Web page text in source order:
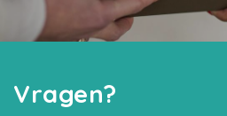
Vragen?